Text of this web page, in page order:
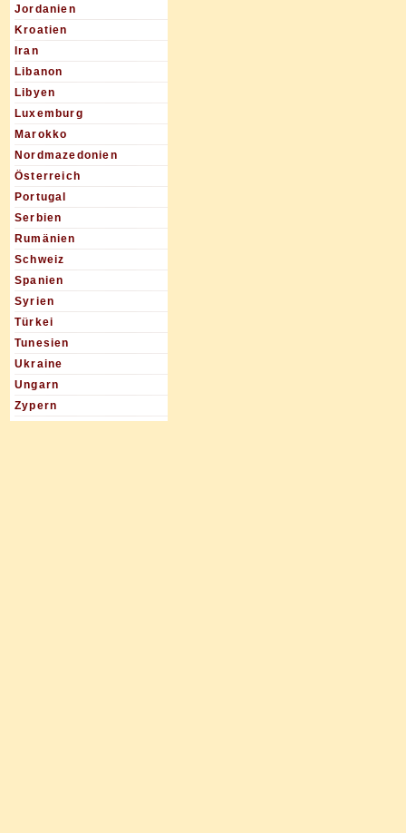
Jordanien
Kroatien
Iran
Libanon
Libyen
Luxemburg
Marokko
Nordmazedonien
Österreich
Portugal
Serbien
Rumänien
Schweiz
Spanien
Syrien
Türkei
Tunesien
Ukraine
Ungarn
Zypern